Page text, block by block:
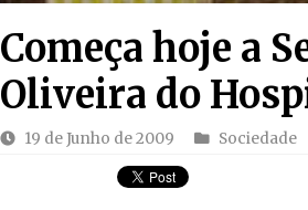
Começa hoje a
Oliveira do
19 de Junho de 2009 Sociedade